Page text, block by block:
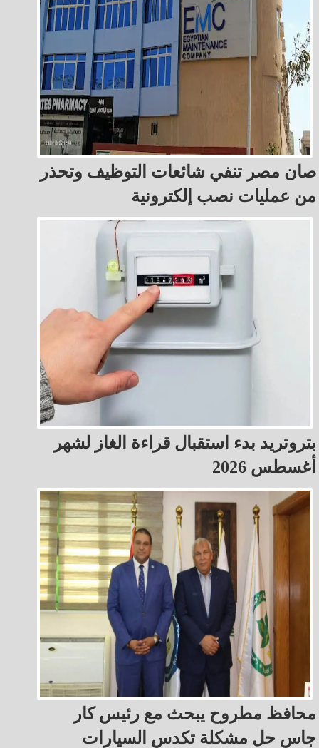
صان مصر تنفي شائعات التوظيف وتحذر
من عمليات نصب إلكترونية
بتروتريد بدء استقبال قراءة الغاز لشهر
أغسطس 2026
محافظ مطروح يبحث مع رئيس كار
جاس حل مشكلة تكدس السيارات